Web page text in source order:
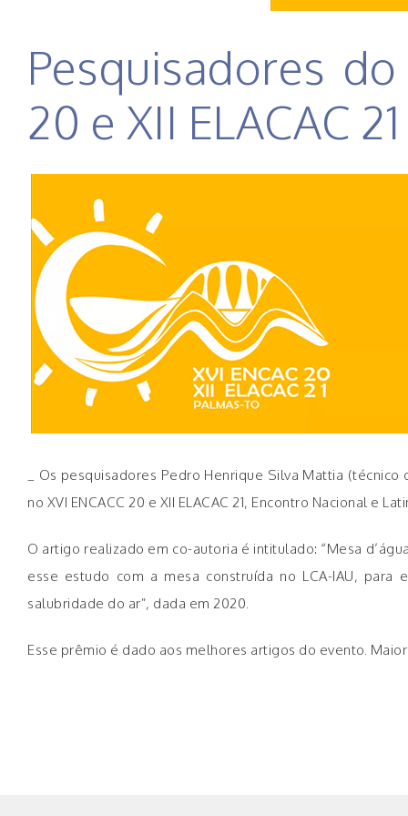
Pesquisadores
20 e XII ELACAC 21
_ Os pesquisadores Pedro Henrique Silva Mattia
no XVI ENCACC 20 e XII ELACAC 21, Encontro Nacional
O artigo realizado em co-autoria é intitulado: “Mesa
esse estudo com a mesa construída no LCA-IAU,
salubridade do ar”, dada em 2020.
Esse prêmio é dado aos melhores artigos do evento.